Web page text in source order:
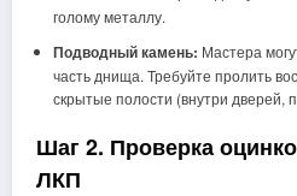
голому металлу.
Подводный камень: Мастера
часть днища. Требуйте пролить
скрытые полости (внутри дверей,
Шаг 2. Проверка
ЛКП